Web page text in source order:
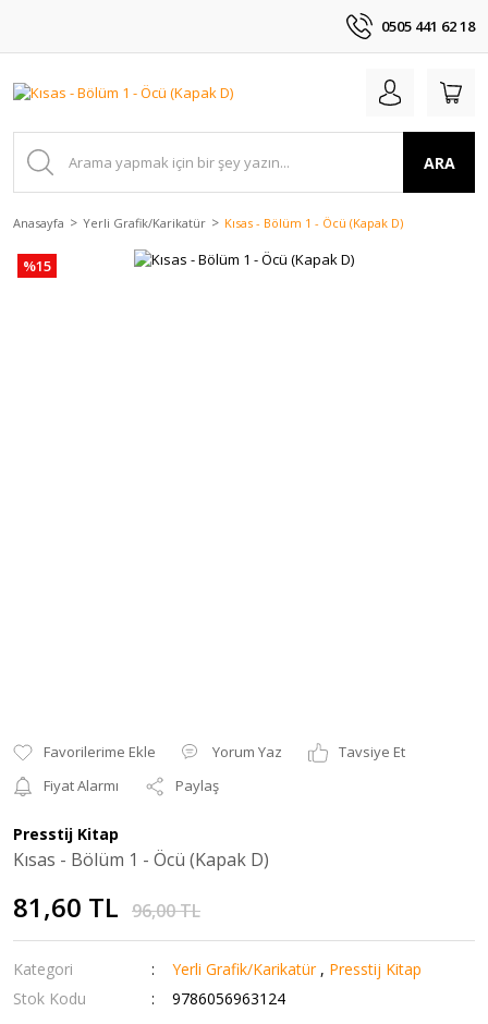
0505 441 62 18
ARA
Anasayfa Yerli Grafik/Karikatür Kısas - Bölüm 1 - Öcü (Kapak D)
%15
Yorum Yaz
Tavsiye Et
Fiyat Alarmı
Paylaş
Presstij Kitap
Kısas - Bölüm 1 - Öcü (Kapak D)
81,60 TL 96,00 TL
Kategori Yerli Grafik/Karikatür , Presstij Kitap
Stok Kodu
9786056963124